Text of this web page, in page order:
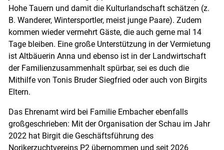
Hohe Tauern und damit die Kulturlandschaft schätzen (z.
B. Wanderer, Wintersportler, meist junge Paare). Zudem
kommen wieder vermehrt Gäste, die auch gerne mal 14
Tage bleiben. Eine große Unterstützung in der Vermietung
ist Altbäuerin Anna und ebenso ist in der Landwirtschaft
der Familienzusammenhalt spürbar, sei es duch die
Mithilfe von Tonis Bruder Siegfried oder auch von Birgits
Eltern.
Das Ehrenamt wird bei Familie Embacher ebenfalls
großgeschrieben: Mit der Organisation der Schau im Jahr
2022 hat Birgit die Geschäftsführung des
Norikerzuchtvereins P2 übernommen und seit 2026